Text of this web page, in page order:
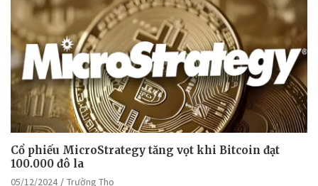
Cổ phiếu MicroStrategy tăng vọt khi Bitcoin đạt
100.000 đô la
05/12/2024
Trường Thọ